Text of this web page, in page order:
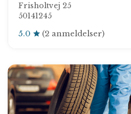
Frisholtvej 25
50141245
5.0 (2 anmeldelser)